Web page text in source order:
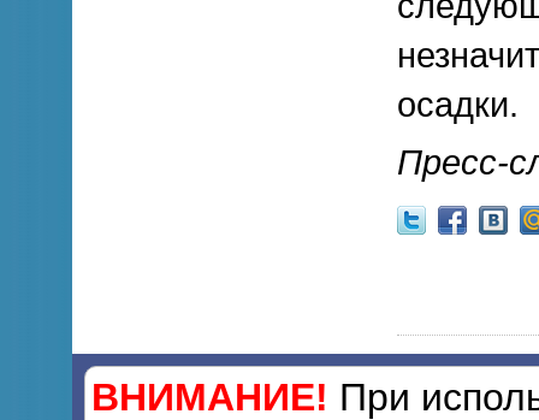
осадки.
Пресс-
ВНИМАНИЕ! При